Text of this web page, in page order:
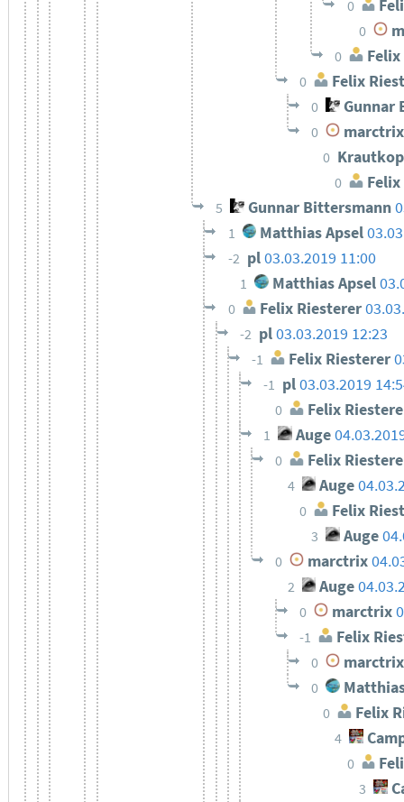
0
0
0
0 Felix
0 Gunnar
0 marctrix
0
0
5 Gunnar Bittersmann
1 Matthias Apsel
-2 pl03.03.2019 11:00
1 Matthias Apsel
0 Felix Riesterer
-2 pl03.03.2019 12:23
-1 Felix Riesterer
-1 pl03.03.2019
0 Felix
1 Auge
0 Felix
4 Auge
0 Felix
3 Auge
0 marctrix
2 Auge
0 marctrix
-1 Felix
0 marctrix
0
0 Felix
4
0
3